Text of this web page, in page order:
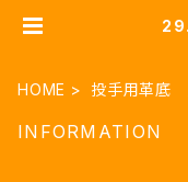
HOME 投手用革底
INFORMATION